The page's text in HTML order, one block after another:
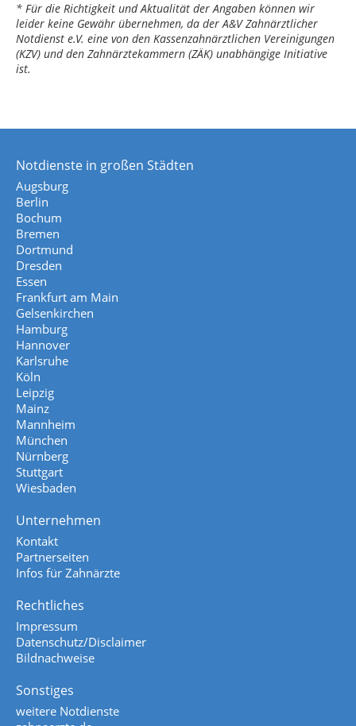
* Für die Richtigkeit und Aktualität der Angaben können wir
leider keine Gewähr übernehmen, da der A&V Zahnärztlicher
Notdienst e.V. eine von den Kassenzahnärztlichen Vereinigungen
(KZV) und den Zahnärztekammern (ZÄK) unabhängige Initiative
ist.
Notdienste in großen Städten
Augsburg
Berlin
Bochum
Bremen
Dortmund
Dresden
Essen
Frankfurt am Main
Gelsenkirchen
Hamburg
Hannover
Karlsruhe
Köln
Leipzig
Mainz
Mannheim
München
Nürnberg
Stuttgart
Wiesbaden
Unternehmen
Kontakt
Partnerseiten
Infos für Zahnärzte
Rechtliches
Impressum
Datenschutz/Disclaimer
Bildnachweise
Sonstiges
weitere Notdienste